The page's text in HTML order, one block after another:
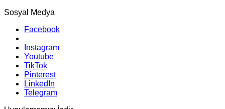
Sosyal Medya
Facebook
Instagram
Youtube
TikTok
Pinterest
LinkedIn
Telegram